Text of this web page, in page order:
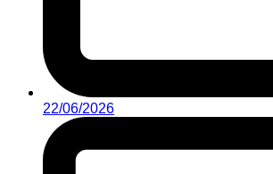
22/06/2026